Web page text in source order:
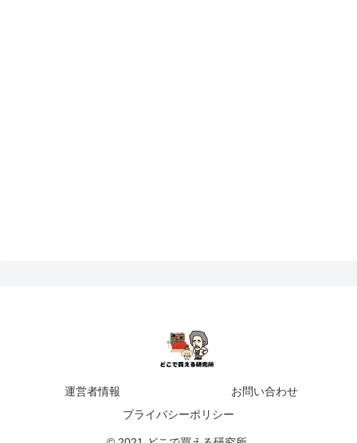
運営者情報
お問い合わせ
プライバシーポリシー